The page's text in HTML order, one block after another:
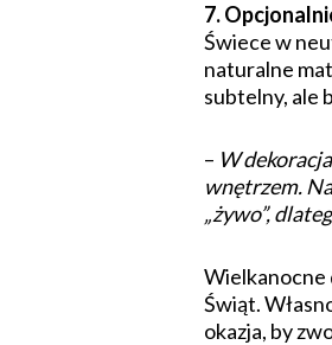
7.
Świece w
naturalne
subtelny, ale
– W
wnętrzem.
„żywo”,
Wielkanocne
Świąt.
okazja, by